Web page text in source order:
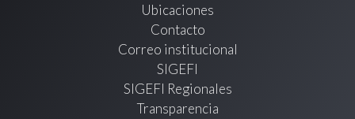
Ubicaciones
Contacto
Correo institucional
SIGEFI
SIGEFI Regionales
Transparencia